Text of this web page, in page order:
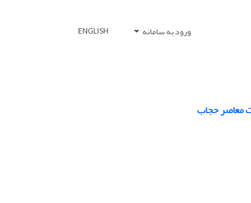
ورود به سامانه ENGLISH
معاصر حجاب